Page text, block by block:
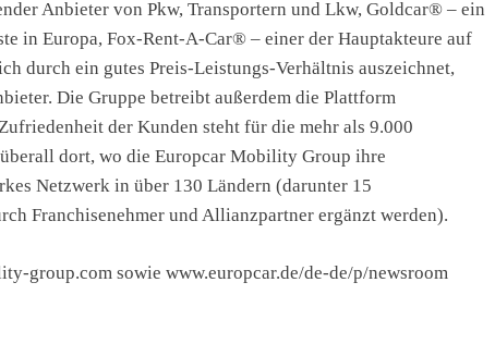
Anbieter von Pkw, Transportern und Lkw, Goldcar® – ein
in Europa, Fox-Rent-A-Car® – einer der Hauptakteure auf
durch ein gutes Preis-Leistungs-Verhältnis auszeichnet,
Die Gruppe betreibt außerdem die Plattform
der Kunden steht für die mehr als 9.000
dort, wo die Europcar Mobility Group ihre
Netzwerk in über 130 Ländern (darunter 15
Franchisenehmer und Allianzpartner ergänzt werden).
group.com sowie www.europcar.de/de-de/p/newsroom